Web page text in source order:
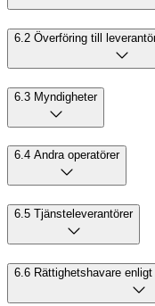
6.2 Överföring till
6.3 Myndigheter
6.4 Andra operatörer
6.5 Tjänsteleverantörer
6.6 Rättighetshavare